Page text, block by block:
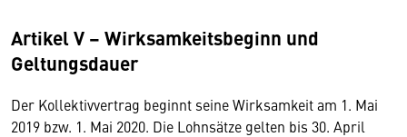
Artikel V – Wirksamkeitsbeginn und
Geltungsdauer
Der Kollektivvertrag beginnt seine Wirksamkeit am 1. Mai
2019 bzw. 1. Mai 2020. Die Lohnsätze gelten bis 30. April